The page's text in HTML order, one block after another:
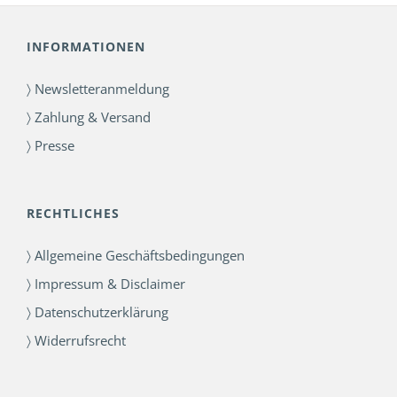
INFORMATIONEN
〉 Newsletteranmeldung
〉 Zahlung & Versand
〉 Presse
RECHTLICHES
〉 Allgemeine Geschäftsbedingungen
〉 Impressum & Disclaimer
〉 Datenschutzerklärung
〉 Widerrufsrecht